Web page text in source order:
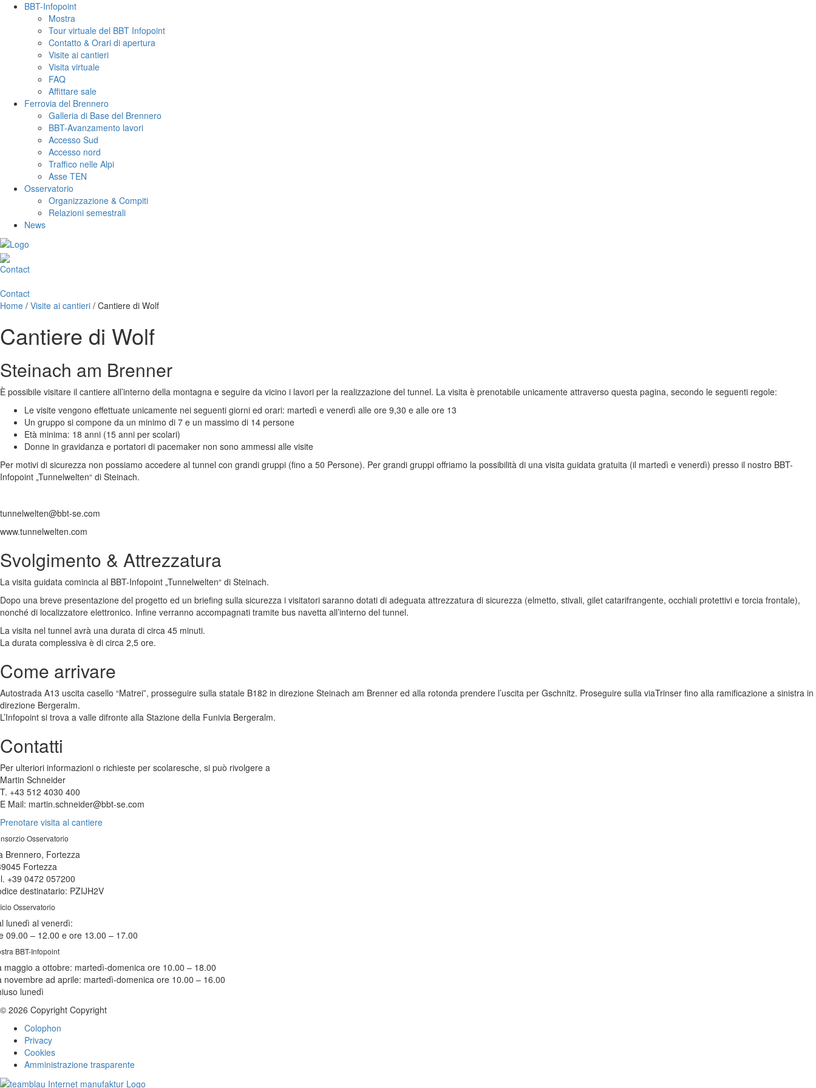
BBT-Infopoint
Mostra
Tour virtuale del BBT Infopoint
Contatto & Orari di apertura
Visite ai cantieri
Visita virtuale
FAQ
Affittare sale
Ferrovia del Brennero
Galleria di Base del Brennero
BBT-Avanzamento lavori
Accesso Sud
Accesso nord
Traffico nelle Alpi
Asse TEN
Osservatorio
Organizzazione & Compiti
Relazioni semestrali
News
Contact
Contact
Home / Visite ai cantieri / Cantiere di Wolf
Cantiere di Wolf
Steinach am Brenner
È possibile visitare il cantiere all’interno della montagna e seguire da vicino i lavori per la realizzazione del tunnel. La visita è prenotabile unicamente attraverso questa pagina, secondo le seguenti regole:
Le visite vengono effettuate unicamente nei seguenti giorni ed orari: martedì e venerdì alle ore 9,30 e alle ore 13
Un gruppo si compone da un minimo di 7 e un massimo di 14 persone
Età minima: 18 anni (15 anni per scolari)
Donne in gravidanza e portatori di pacemaker non sono ammessi alle visite
Per motivi di sicurezza non possiamo accedere al tunnel con grandi gruppi (fino a 50 Persone). Per grandi gruppi offriamo la possibilità di una visita guidata gratuita (il martedì e venerdì) presso il nostro BBT-
Infopoint „Tunnelwelten“ di Steinach.
tunnelwelten@bbt-se.com
www.tunnelwelten.com
Svolgimento & Attrezzatura
La visita guidata comincia al BBT-Infopoint „Tunnelwelten“ di Steinach.
Dopo una breve presentazione del progetto ed un briefing sulla sicurezza i visitatori saranno dotati di adeguata attrezzatura di sicurezza (elmetto, stivali, gilet catarifrangente, occhiali protettivi e torcia frontale),
nonché di localizzatore elettronico. Infine verranno accompagnati tramite bus navetta all’interno del tunnel.
La visita nel tunnel avrà una durata di circa 45 minuti.
La durata complessiva è di circa 2,5 ore.
Come arrivare
Autostrada A13 uscita casello “Matrei”, prosseguire sulla statale B182 in direzione Steinach am Brenner ed alla rotonda prendere l’uscita per Gschnitz. Proseguire sulla viaTrinser fino alla ramificazione a sinistra in
direzione Bergeralm.
L’Infopoint si trova a valle difronte alla Stazione della Funivia Bergeralm.
Contatti
Per ulteriori informazioni o richieste per scolaresche, si può rivolgere a
Martin Schneider
T. +43 512 4030 400
E Mail: martin.schneider@bbt-se.com
Prenotare visita al cantiere
Osservatorio
Brennero, Fortezza
Fortezza
+39 0472 057200
destinatario: PZIJH2V
Osservatorio
lunedì al venerdì:
09.00 – 12.00 e ore 13.00 – 17.00
BBT-Infopoint
maggio a ottobre: martedì-domenica ore 10.00 – 18.00
novembre ad aprile: martedì-domenica ore 10.00 – 16.00
lunedì
© 2026 Copyright Copyright
Colophon
Privacy
Cookies
Amministrazione trasparente